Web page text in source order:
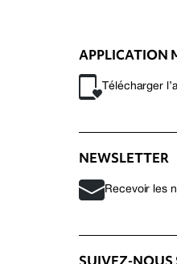
APPLICATION
Télécharger
NEWSLETTER
Recevoir les